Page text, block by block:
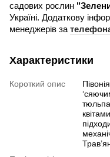
садових рослин
Україні. Додаткову
менеджерів за
Характеристики
Короткий опис